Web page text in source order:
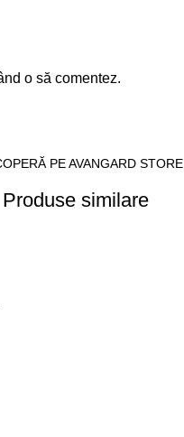
o să comentez.
PE AVANGARD STORE
Produse similare